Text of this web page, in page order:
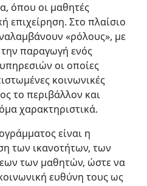
όπου οι μαθητές
επιχείρηση. Στο πλαίσιο
«ρόλους», με
παραγωγή ενός
οι οποίες
κοινωνικές
το περιβάλλον και
χαρακτηριστικά.
είναι η
των ικανοτήτων, των
των μαθητών, ώστε να
ευθύνη τους ως